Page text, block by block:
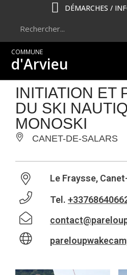
DÉMARCHES /
COMMUNE
d'Arvieu
INITIATION ET
DU SKI
MONOSKI
CANET-DE-SALARS
Le Fraysse,
Tel.